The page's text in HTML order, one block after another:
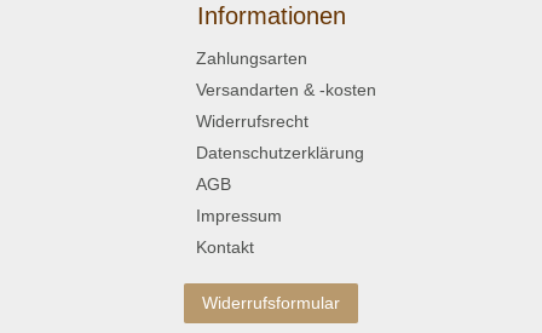
Informationen
Zahlungsarten
Versandarten & -kosten
Widerrufsrecht
Datenschutzerklärung
AGB
Impressum
Kontakt
Widerrufsformular